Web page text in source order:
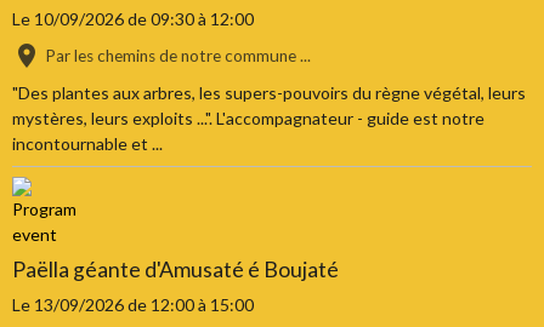
Le 10/09/2026de 09:30à 12:00
Par les chemins de notre commune ...
"Des plantes aux arbres, les supers-pouvoirs du règne végétal, leurs
mystères, leurs exploits ...". L'accompagnateur - guide est notre
incontournable et ...
Paëlla géante d'Amusaté é Boujaté
Le 13/09/2026de 12:00à 15:00